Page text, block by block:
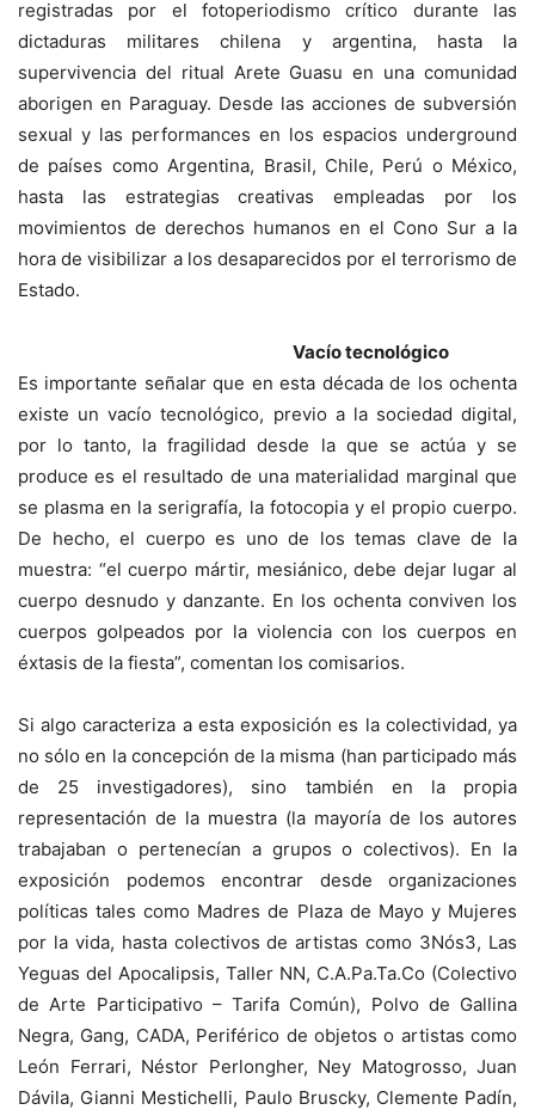
registradas por el fotoperiodismo crítico durante las
dictaduras militares chilena y argentina, hasta la
supervivencia del ritual Arete Guasu en una comunidad
aborigen en Paraguay. Desde las acciones de subversión
sexual y las performances en los espacios underground
de países como Argentina, Brasil, Chile, Perú o México,
hasta las estrategias creativas empleadas por los
movimientos de derechos humanos en el Cono Sur a la
hora de visibilizar a los desaparecidos por el terrorismo de
Estado.
Vacío tecnológico
Es importante señalar que en esta década de los ochenta
existe un vacío tecnológico, previo a la sociedad digital,
por lo tanto, la fragilidad desde la que se actúa y se
produce es el resultado de una materialidad marginal que
se plasma en la serigrafía, la fotocopia y el propio cuerpo.
De hecho, el cuerpo es uno de los temas clave de la
muestra: “el cuerpo mártir, mesiánico, debe dejar lugar al
cuerpo desnudo y danzante. En los ochenta conviven los
cuerpos golpeados por la violencia con los cuerpos en
éxtasis de la fiesta”, comentan los comisarios.
Si algo caracteriza a esta exposición es la colectividad, ya
no sólo en la concepción de la misma (han participado más
de 25 investigadores), sino también en la propia
representación de la muestra (la mayoría de los autores
trabajaban o pertenecían a grupos o colectivos). En la
exposición podemos encontrar desde organizaciones
políticas tales como Madres de Plaza de Mayo y Mujeres
por la vida, hasta colectivos de artistas como 3Nós3, Las
Yeguas del Apocalipsis, Taller NN, C.A.Pa.Ta.Co (Colectivo
de Arte Participativo – Tarifa Común), Polvo de Gallina
Negra, Gang, CADA, Periférico de objetos o artistas como
León Ferrari, Néstor Perlongher, Ney Matogrosso, Juan
Dávila, Gianni Mestichelli, Paulo Bruscky, Clemente Padín,